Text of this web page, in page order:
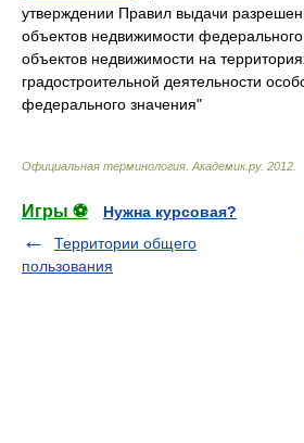
утверждении Правил выдачи
объектов недвижимости
объектов недвижимости на
градостроительной деятельности
федерального значения"
Официальная терминология Академик.ру. 2012
Игры ⚽
Нужна курсовая?
Территории общего
пользования